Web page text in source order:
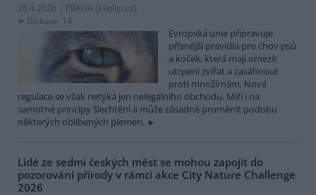
28.4.2026 | PRAHA (Ekolist.cz)
Diskuse: 14
Evropská unie připravuje
přísnější pravidla pro chov psů
a koček, která mají omezit
utrpení zvířat a zasáhnout
proti množírnám. Nová
regulace se však netýká jen nelegálního obchodu. Míří i na
samotné principy šlechtění a může zásadně proměnit podobu
některých oblíbených plemen.
Lidé ze sedmi českých měst se mohou zapojit do
pozorování přírody v rámci akce City Nature Challenge
2026